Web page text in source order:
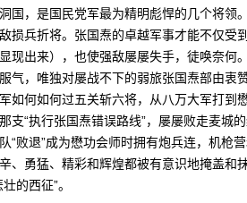
国，是国民党军最为精明彪悍的几个将领
损兵折将。张国焘的卓越军事才能不仅受
现出来），也使强敌屡屡失手，徒唤奈何
气，唯独对屡战不下的弱旅张国焘部由衷
如何如何过五关斩六将，从八万大军打到
支“执行张国焘错误路线”，屡屡败走麦城
“败退”成为懋功会师时拥有炮兵连，机枪
、勇猛、精彩和辉煌都被有意识地掩盖和
的西征”。